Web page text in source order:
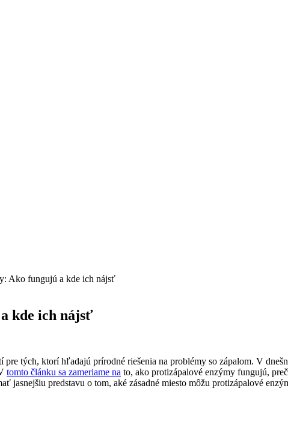
Ako fungujú a kde ich nájsť
kde ich nájsť
tých, ktorí hľadajú prírodné riešenia na problémy so zápalom. V
tomto článku sa zameriame na to, ako protizápalové enzýmy fungujú,
jasnejšiu predstavu o tom, aké zásadné miesto môžu protizápalové